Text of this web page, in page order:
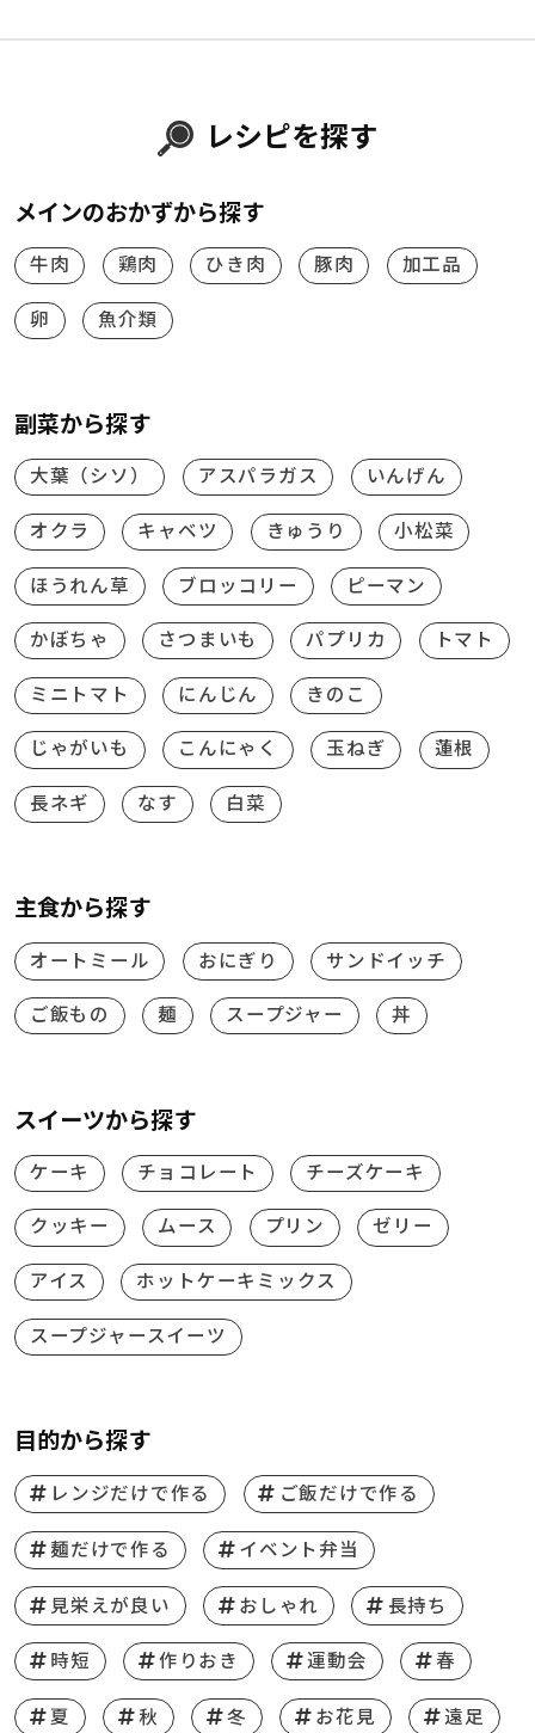
レシピを探す
メインのおかずから探す
牛肉 鶏肉 ひき肉 豚肉 加工品
卵 魚介類
副菜から探す
大葉（シソ） アスパラガス いんげん
オクラ キャベツ きゅうり 小松菜
ほうれん草 ブロッコリー ピーマン
かぼちゃ さつまいも パプリカ トマト
ミニトマト にんじん きのこ
じゃがいも こんにゃく 玉ねぎ 蓮根
長ネギ なす 白菜
主食から探す
オートミール おにぎり サンドイッチ
ご飯もの 麺 スープジャー 丼
スイーツから探す
ケーキ チョコレート チーズケーキ
クッキー ムース プリン ゼリー
アイス ホットケーキミックス
スープジャースイーツ
目的から探す
レンジだけで作る ご飯だけで作る
麺だけで作る イベント弁当
見栄えが良い おしゃれ 長持ち
時短 作りおき 運動会 春
夏 秋 冬 お花見 遠足